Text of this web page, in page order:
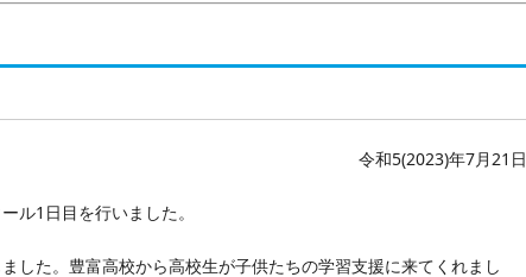
令和5(2023)年7月21日
ル1日目を行いました。
した。豊富高校から高校生が子供たちの学習支援に来てくれまし